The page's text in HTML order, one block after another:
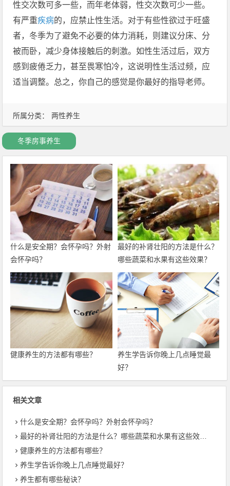
所属分类： 两性养生
性交次数可多一些，而年老体弱，性交次数可少一些。
有严重疾病的，应禁止性生活。对于有些性欲过于旺盛
者，冬季为了避免不必要的体力消耗，则建议分床、分
被而卧，减少身体接触后的刺激。如性生活过后，双方
感到疲倦乏力，甚至畏寒怕冷，这说明性生活过频，应
适当调整。总之，你自己的感觉是你最好的指导老师。
冬季房事养生
什么是安全期？会怀孕吗？外射
会怀孕吗？
最好的补肾壮阳的方法是什么？
哪些蔬菜和水果有这些效果？
健康养生的方法都有哪些？
养生学告诉你晚上几点睡觉最
好？
相关文章
什么是安全期？会怀孕吗？外射会怀孕吗？
最好的补肾壮阳的方法是什么？哪些蔬菜和水果有这些效果？
健康养生的方法都有哪些？
养生学告诉你晚上几点睡觉最好？
养生都有哪些秘诀？